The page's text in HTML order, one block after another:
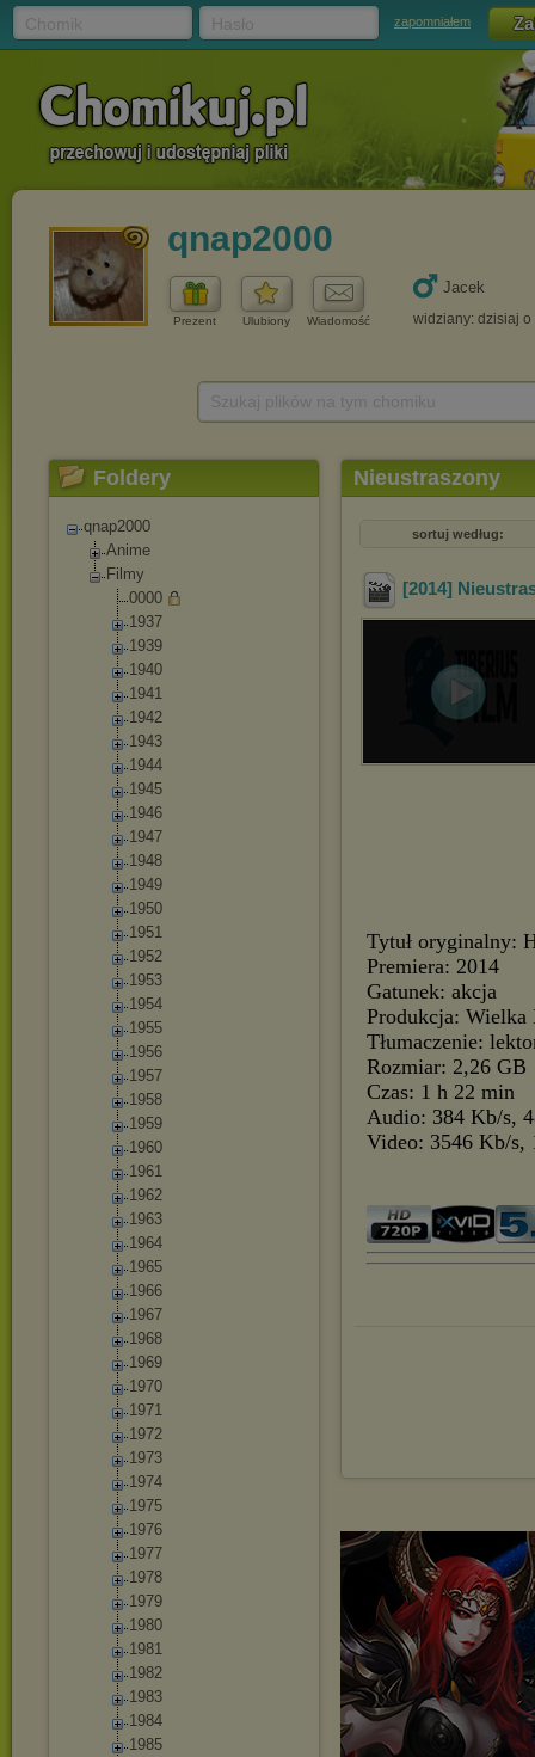
zapomniałem
qnap2000
Prezent Ulubiony Wiadomość
Jacek
widziany: dzisiaj o
Foldery
qnap2000
Anime
Filmy
0000
1937
1939
1940
1941
1942
1943
1944
1945
1946
1947
1948
1949
1950
1951
1952
1953
1954
1955
1956
1957
1958
1959
1960
1961
1962
1963
1964
1965
1966
1967
1968
1969
1970
1971
1972
1973
1974
1975
1976
1977
1978
1979
1980
1981
1982
1983
1984
1985
Nieustraszony
sortuj według:
[2014]
Tytuł oryginalny:
Premiera: 2014
Gatunek: akcja
Produkcja: Wielka
Tłumaczenie:
Rozmiar: 2,26 GB
Czas: 1 h 22 min
Audio: 384 Kb/s,
Video: 3546 Kb/